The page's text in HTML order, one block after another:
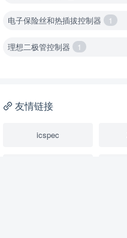
电子保险丝和热插拔控制器 1
理想二极管控制器 1
降压转换器（继承开关）
友情链接
icspec